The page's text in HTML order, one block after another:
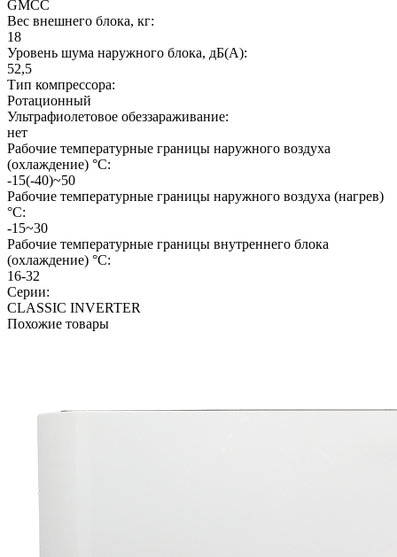
GMCC
Вес внешнего блока, кг:
18
Уровень шума наружного блока, дБ(А):
52,5
Тип компрессора:
Ротационный
Ультрафиолетовое обеззараживание:
нет
Рабочие температурные границы наружного воздуха
(охлаждение) °C:
-15(-40)~50
Рабочие температурные границы наружного воздуха (нагрев)
°C:
-15~30
Рабочие температурные границы внутреннего блока
(охлаждение) °C:
16-32
Серии:
CLASSIC INVERTER
Похожие товары